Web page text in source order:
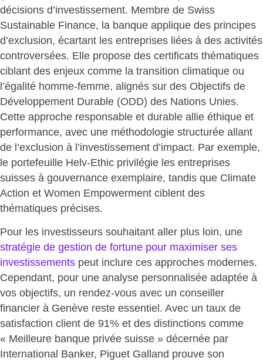
décisions d’investissement. Membre de Swiss
Sustainable Finance, la banque applique des principes
d’exclusion, écartant les entreprises liées à des activités
controversées. Elle propose des certificats thématiques
ciblant des enjeux comme la transition climatique ou
l’égalité homme-femme, alignés sur des Objectifs de
Développement Durable (ODD) des Nations Unies.
Cette approche responsable et durable allie éthique et
performance, avec une méthodologie structurée allant
de l’exclusion à l’investissement d’impact. Par exemple,
le portefeuille Helv-Ethic privilégie les entreprises
suisses à gouvernance exemplaire, tandis que Climate
Action et Women Empowerment ciblent des
thématiques précises.
Pour les investisseurs souhaitant aller plus loin, une
stratégie de gestion de fortune pour maximiser ses
investissements peut inclure ces approches modernes.
Cependant, pour une analyse personnalisée adaptée à
vos objectifs, un rendez-vous avec un conseiller
financier à Genève reste essentiel. Avec un taux de
satisfaction client de 91% et des distinctions comme
« Meilleure banque privée suisse » décernée par
International Banker, Piguet Galland prouve son